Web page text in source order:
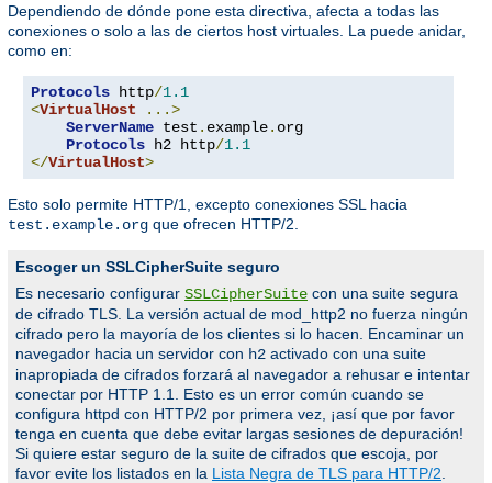
Dependiendo de dónde pone esta directiva, afecta a todas las
conexiones o solo a las de ciertos host virtuales. La puede anidar,
como en:
Protocols http/1.1
<VirtualHost
...>
ServerName test . example. org
Protocols h2 http/1.1
</VirtualHost>
Esto solo permite HTTP/1, excepto conexiones SSL hacia
test.example.org que ofrecen HTTP/2.
Escoger un SSLCipherSuite seguro
Es necesario configurar SSLCipherSuite con una suite segura
de cifrado TLS. La versión actual de mod_http2 no fuerza ningún
cifrado pero la mayoría de los clientes si lo hacen. Encaminar un
navegador hacia un servidor con h2 activado con una suite
inapropiada de cifrados forzará al navegador a rehusar e intentar
conectar por HTTP 1.1. Esto es un error común cuando se
configura httpd con HTTP/2 por primera vez, ¡así que por favor
tenga en cuenta que debe evitar largas sesiones de depuración!
Si quiere estar seguro de la suite de cifrados que escoja, por
favor evite los listados en la Lista Negra de TLS para HTTP/2